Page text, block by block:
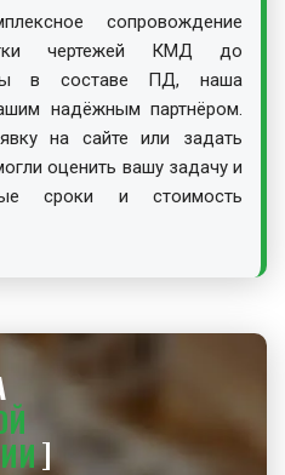
сопровождение
чертежей КМД до
в составе ПД, наша
надёжным партнёром.
на сайте или задать
оценить вашу задачу и
сроки и стоимость